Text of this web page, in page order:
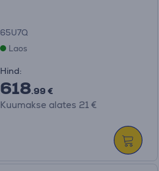
65U7Q
Laos
Hind:
618.99 €
Kuumakse alates 21 €